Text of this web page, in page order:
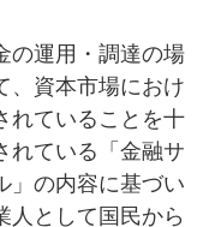
の運用・調達の場
、資本市場におけ
れていることを十
れている「金融サ
」の内容に基づい
人として国民から